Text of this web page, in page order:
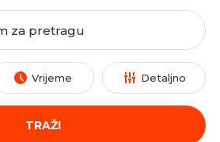
Vrijeme Detaljno
TRAŽI